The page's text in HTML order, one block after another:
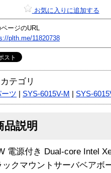
お気に入りに追加する
ージのURL
plth.me/11820738
テゴリ
ーツ SYS-6015V-M SYS-
品説明
電源付き Dual-core Intel
ックマウントサーバベアボ